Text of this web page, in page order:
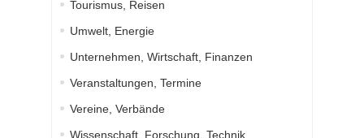
Tourismus, Reisen
Umwelt, Energie
Unternehmen, Wirtschaft, Finanzen
Veranstaltungen, Termine
Vereine, Verbände
Wissenschaft, Forschung, Technik